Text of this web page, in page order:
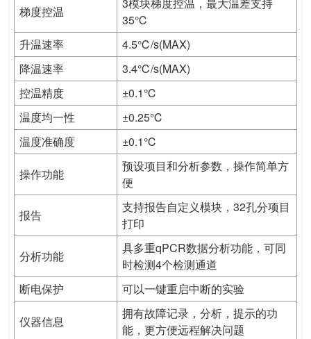
梯度控温
3模块梯度控温，最大温差支持
35℃
升温速率
4.5℃/s(MAX)
降温速率
3.4℃/s(MAX)
控温精度
±0.1℃
温度均一性
±0.25℃
温度准确度
±0.1℃
操作功能
预设项目和分析参数，操作简单方
便
报告
支持报告自定义模块，32孔分项目
打印
分析功能
具多重qPCR数据分析功能，可同
时检测4个检测通道
断电保护
可以一键重启中断的实验
仪器信息
拥有故障记录，分析，提示的功
能，更方便远程解决问题